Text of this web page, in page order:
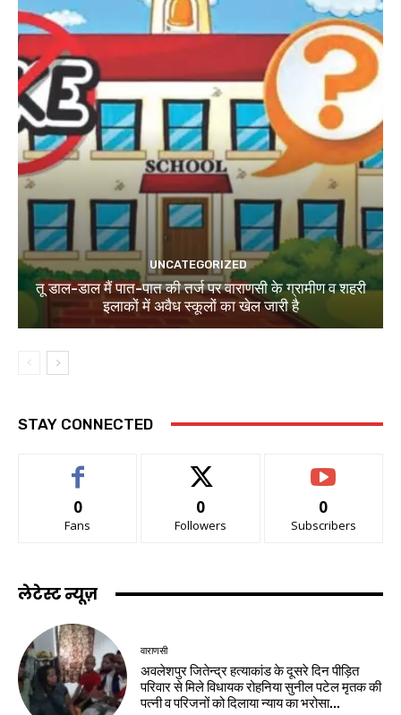
UNCATEGORIZED
तू डाल-डाल मैं पात-पात की तर्ज पर वाराणसी के ग्रामीण व शहरी
इलाकों में अवैध स्कूलों का खेल जारी है
STAY CONNECTED
0
Fans
0
Followers
0
Subscribers
लेटेस्ट न्यूज़
वाराणसी
अवलेशपुर जितेन्द्र हत्याकांड के दूसरे दिन पीड़ित
परिवार से मिले विधायक रोहनिया सुनील पटेल मृतक की
पत्नी व परिजनों को दिलाया न्याय का भरोसा...